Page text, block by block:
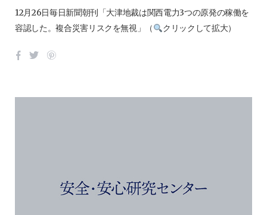
12月26日毎日新聞朝刊「大津地裁は関西電力3つの原発の稼働を
容認した。複合災害リスクを無視」（
クリックして拡大）